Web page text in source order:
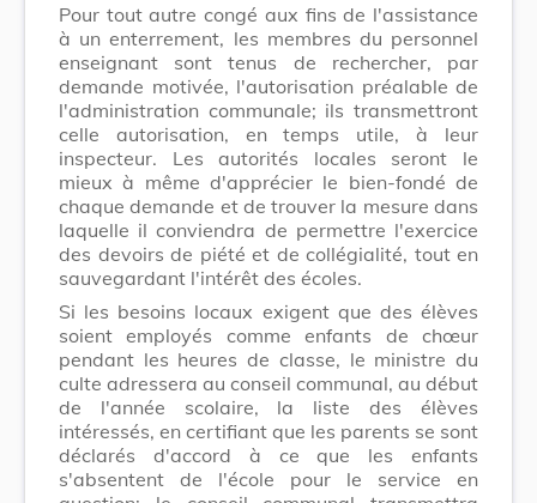
Pour tout autre congé aux fins de l'assistance
à un enterrement, les membres du personnel
enseignant sont tenus de rechercher, par
demande motivée, l'autorisation préalable de
l'administration communale; ils transmettront
celle autorisation, en temps utile, à leur
inspecteur. Les autorités locales seront le
mieux à même d'apprécier le bien-fondé de
chaque demande et de trouver la mesure dans
laquelle il conviendra de permettre l'exercice
des devoirs de piété et de collégialité, tout en
sauvegardant l'intérêt des écoles.
Si les besoins locaux exigent que des élèves
soient employés comme enfants de chœur
pendant les heures de classe, le ministre du
culte adressera au conseil communal, au début
de l'année scolaire, la liste des élèves
intéressés, en certifiant que les parents se sont
déclarés d'accord à ce que les enfants
s'absentent de l'école pour le service en